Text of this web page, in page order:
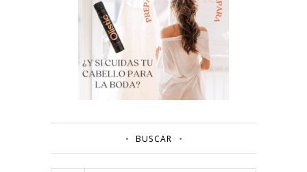
BUSCAR